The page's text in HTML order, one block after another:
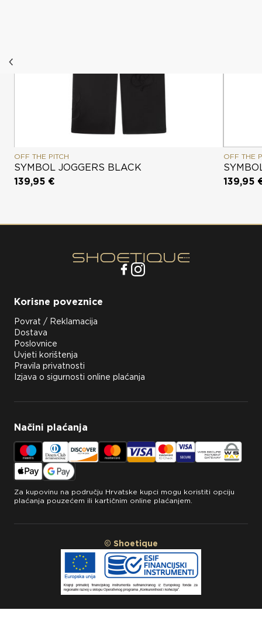
OFF THE PITCH
SYMBOL JOGGERS BLACK
139,95 €
OFF THE
139,95
Korisne poveznice
Povrat / Reklamacija
Dostava
Poslovnice
Uvjeti korištenja
Pravila privatnosti
Izjava o sigurnosti online plaćanja
Načini plaćanja
Za kupovinu na području Hrvatske kupci mogu koristiti opciju
plaćanja pouzećem ili kartičnim online plaćanjem.
© Shoetique